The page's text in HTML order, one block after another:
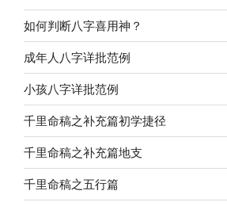
如何判断八字喜用神？
成年人八字详批范例
小孩八字详批范例
千里命稿之补充篇初学捷径
千里命稿之补充篇地支
千里命稿之五行篇